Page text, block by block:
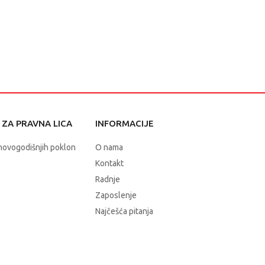
PRAVNA LICA
poklon
INFORMACIJE
O nama
Kontakt
Radnje
Zaposlenje
Najčešća pitanja